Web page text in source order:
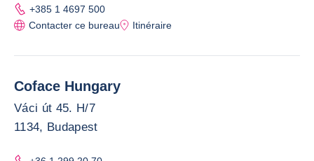
+385 1 4697 500
Contacter ce bureau
Itinéraire
Coface Hungary
Váci út 45. H/7
1134, Budapest